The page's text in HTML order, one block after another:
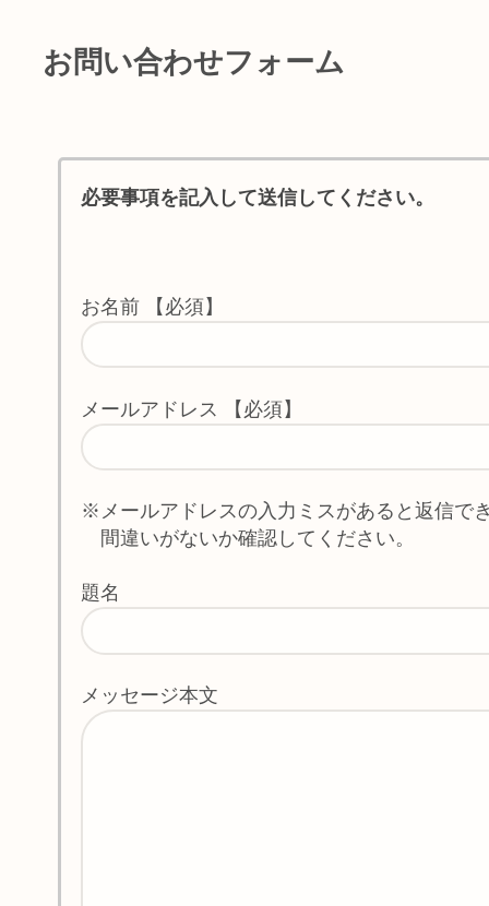
お問い合わせフォーム
必要事項を記入して送信してください。
お名前 【必須】
メールアドレス 【必須】
※メールアドレスの入力ミスがあると返信で
間違いがないか確認してください。
題名
メッセージ本文